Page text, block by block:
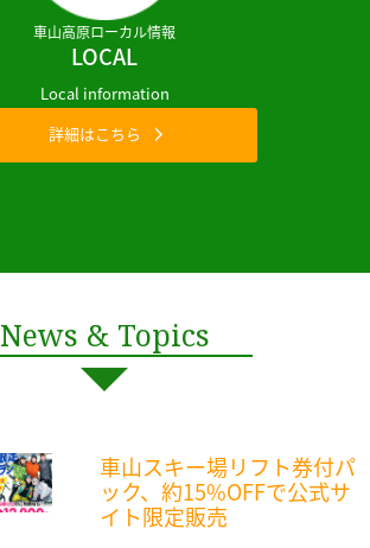
車山高原ローカル情報
LOCAL
Local information
詳細はこちら
News & Topics
車山スキー場リフト券付パ
ック、約15%OFFで公式サ
イト限定販売